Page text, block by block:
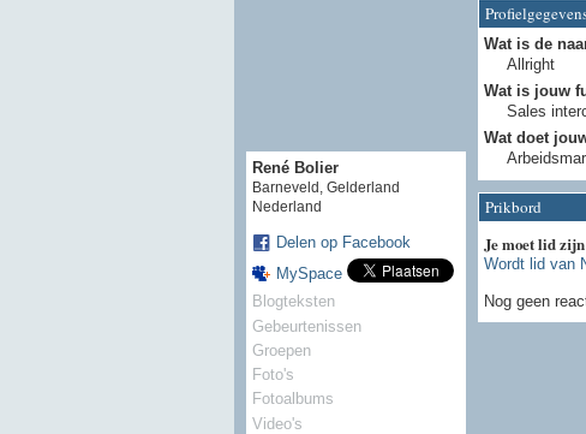
René Bolier
Barneveld, Gelderland
Nederland
Delen op Facebook
MySpace
Blogteksten
Gebeurtenissen
Groepen
Foto's
Fotoalbums
Video's
Wat is de
Allright
Wat is jouw
Sales
Wat doet
Prikbord
Je moet lid
Wordt lid van
Nog geen